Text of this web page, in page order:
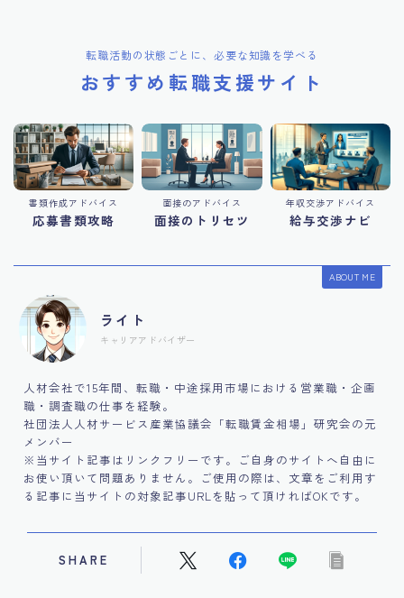
転職活動の状態ごとに、必要な知識を学べる
おすすめ転職支援サイト
書類作成アドバイス
応募書類攻略
面接のアドバイス
面接のトリセツ
年収交渉アドバイス
給与交渉ナビ
ABOUT ME
ライト
キャリアアドバイザー
人材会社で15年間、転職・中途採用市場における営業職・企画
職・調査職の仕事を経験。
社団法人人材サービス産業協議会「転職賃金相場」研究会の元
メンバー
※当サイト記事はリンクフリーです。ご自身のサイトへ自由に
お使い頂いて問題ありません。ご使用の際は、文章をご利用す
る記事に当サイトの対象記事URLを貼って頂ければOKです。
SHARE